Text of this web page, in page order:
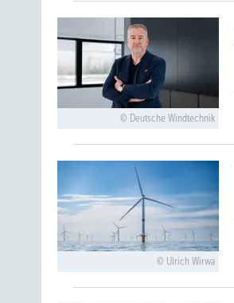
Deutsche Windtechnik
Ulrich Wirwa